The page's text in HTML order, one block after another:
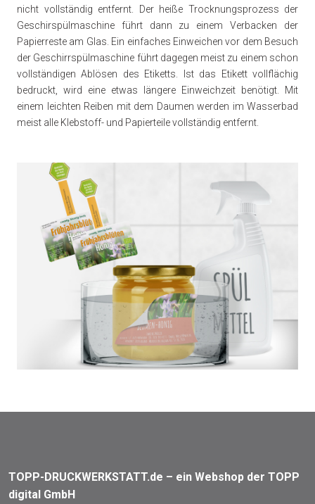
nicht vollständig entfernt. Der heiße Trocknungsprozess der
Geschirspülmaschine führt dann zu einem Verbacken der
Papierreste am Glas. Ein einfaches Einweichen vor dem Besuch
der Geschirrspülmaschine führt dagegen meist zu einem schon
vollständigen Ablösen des Etiketts. Ist das Etikett vollflächig
bedruckt, wird eine etwas längere Einweichzeit benötigt. Mit
einem leichten Reiben mit dem Daumen werden im Wasserbad
meist alle Klebstoff- und Papierteile vollständig entfernt.
TOPP-DRUCKWERKSTATT.de – ein Webshop der TOPP
digital GmbH